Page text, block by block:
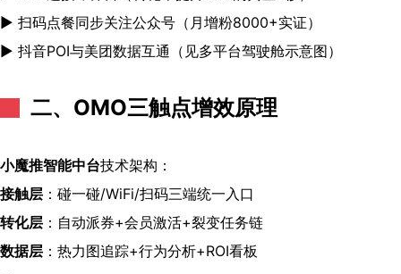
► 扫码点餐同步关注公众号（月增粉8000+实证）
► 抖音POI与美团数据互通（见多平台驾驶舱示意图）
二、OMO三触点增效原理
小魔推智能中台技术架构：
接触层 ：碰一碰/WiFi/扫码三端统一入口
转化层 ：自动派券+会员激活+裂变任务链
数据层 ：热力图追踪+行为分析+ROI看板